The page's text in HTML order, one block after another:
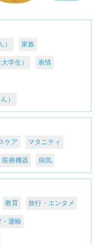
） 家族
学生） 表情
）
ケア マタニティ
医療機器 病気
教育 旅行・エンタメ
・運輸